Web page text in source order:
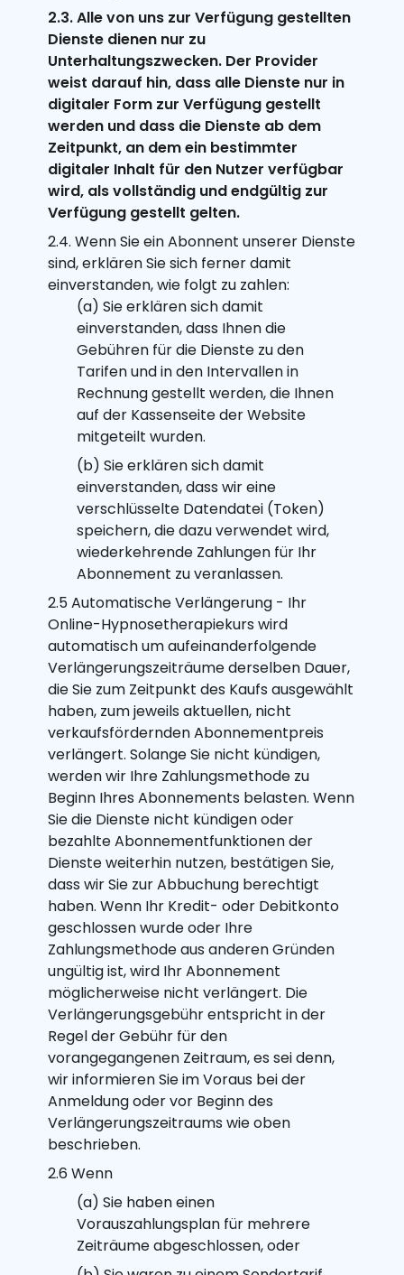
2.3. Alle von uns zur Verfügung gestellten
Dienste dienen nur zu
Unterhaltungszwecken. Der Provider
weist darauf hin, dass alle Dienste nur in
digitaler Form zur Verfügung gestellt
werden und dass die Dienste ab dem
Zeitpunkt, an dem ein bestimmter
digitaler Inhalt für den Nutzer verfügbar
wird, als vollständig und endgültig zur
Verfügung gestellt gelten.
2.4. Wenn Sie ein Abonnent unserer Dienste
sind, erklären Sie sich ferner damit
einverstanden, wie folgt zu zahlen:
(a) Sie erklären sich damit
einverstanden, dass Ihnen die
Gebühren für die Dienste zu den
Tarifen und in den Intervallen in
Rechnung gestellt werden, die Ihnen
auf der Kassenseite der Website
mitgeteilt wurden.
(b) Sie erklären sich damit
einverstanden, dass wir eine
verschlüsselte Datendatei (Token)
speichern, die dazu verwendet wird,
wiederkehrende Zahlungen für Ihr
Abonnement zu veranlassen.
2.5 Automatische Verlängerung - Ihr
Online-Hypnosetherapiekurs wird
automatisch um aufeinanderfolgende
Verlängerungszeiträume derselben Dauer,
die Sie zum Zeitpunkt des Kaufs ausgewählt
haben, zum jeweils aktuellen, nicht
verkaufsfördernden Abonnementpreis
verlängert. Solange Sie nicht kündigen,
werden wir Ihre Zahlungsmethode zu
Beginn Ihres Abonnements belasten. Wenn
Sie die Dienste nicht kündigen oder
bezahlte Abonnementfunktionen der
Dienste weiterhin nutzen, bestätigen Sie,
dass wir Sie zur Abbuchung berechtigt
haben. Wenn Ihr Kredit- oder Debitkonto
geschlossen wurde oder Ihre
Zahlungsmethode aus anderen Gründen
ungültig ist, wird Ihr Abonnement
möglicherweise nicht verlängert. Die
Verlängerungsgebühr entspricht in der
Regel der Gebühr für den
vorangegangenen Zeitraum, es sei denn,
wir informieren Sie im Voraus bei der
Anmeldung oder vor Beginn des
Verlängerungszeitraums wie oben
beschrieben.
2.6 Wenn
(a) Sie haben einen
Vorauszahlungsplan für mehrere
Zeiträume abgeschlossen, oder